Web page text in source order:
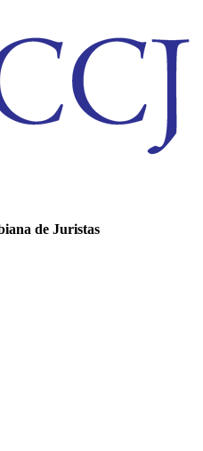
de Juristas